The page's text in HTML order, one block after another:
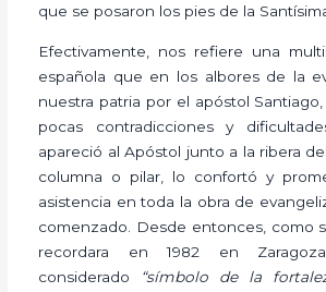
que se posaron los pies de la
Efectivamente, nos refiere una
española que en los albores de la
nuestra patria por el apóstol
pocas contradicciones y
apareció al Apóstol junto a la ribera
columna o pilar, lo confortó y
asistencia en toda la obra de
comenzado. Desde entonces, como
recordara en 1982 en
considerado
“símbolo de la